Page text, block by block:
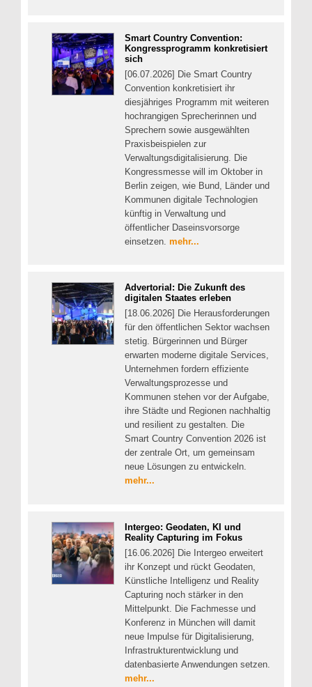
Smart Country Convention:
Kongressprogramm konkretisiert
sich
[06.07.2026] Die Smart Country
Convention konkretisiert ihr
diesjähriges Programm mit weiteren
hochrangigen Sprecherinnen und
Sprechern sowie ausgewählten
Praxisbeispielen zur
Verwaltungsdigitalisierung. Die
Kongressmesse will im Oktober in
Berlin zeigen, wie Bund, Länder und
Kommunen digitale Technologien
künftig in Verwaltung und
öffentlicher Daseinsvorsorge
einsetzen. mehr...
Advertorial: Die Zukunft des
digitalen Staates erleben
[18.06.2026] Die Herausforderungen
für den öffentlichen Sektor wachsen
stetig. Bürgerinnen und Bürger
erwarten moderne digitale Services,
Unternehmen fordern effiziente
Verwaltungsprozesse und
Kommunen stehen vor der Aufgabe,
ihre Städte und Regionen nachhaltig
und resilient zu gestalten. Die
Smart Country Convention 2026 ist
der zentrale Ort, um gemeinsam
neue Lösungen zu entwickeln.
mehr...
Intergeo: Geodaten, KI und
Reality Capturing im Fokus
[16.06.2026] Die Intergeo erweitert
ihr Konzept und rückt Geodaten,
Künstliche Intelligenz und Reality
Capturing noch stärker in den
Mittelpunkt. Die Fachmesse und
Konferenz in München will damit
neue Impulse für Digitalisierung,
Infrastrukturentwicklung und
datenbasierte Anwendungen setzen.
mehr...